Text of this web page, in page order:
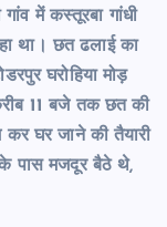
में कस्तूरबा गांधी
था। छत ढलाई का
घरोहिया मोड़
11 बजे तक छत की
घर जाने की तैयारी
पास मजदूर बैठे थे,